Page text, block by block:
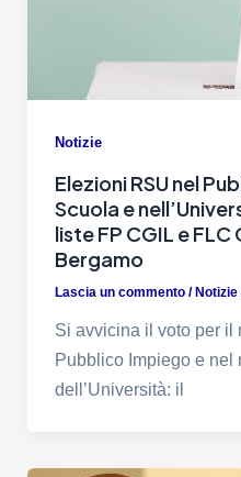
Notizie
Elezioni RSU nel
Scuola e
liste FP CGIL e
Bergamo
Lascia un commento / Notizie
Si avvicina il voto per il
Pubblico Impiego e nel
dell’Università: il